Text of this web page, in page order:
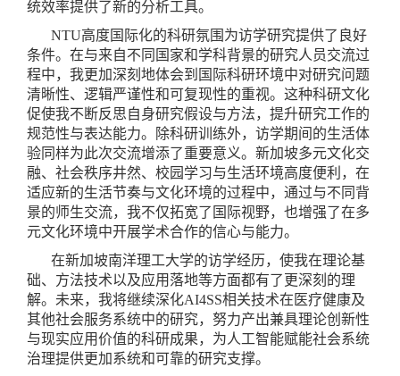
统效率提供了新的分析工具。
NTU高度国际化的科研氛围为访学研究提供了良好
条件。在与来自不同国家和学科背景的研究人员交流过
程中，我更加深刻地体会到国际科研环境中对研究问题
清晰性、逻辑严谨性和可复现性的重视。这种科研文化
促使我不断反思自身研究假设与方法，提升研究工作的
规范性与表达能力。除科研训练外，访学期间的生活体
验同样为此次交流增添了重要意义。新加坡多元文化交
融、社会秩序井然、校园学习与生活环境高度便利，在
适应新的生活节奏与文化环境的过程中，通过与不同背
景的师生交流，我不仅拓宽了国际视野，也增强了在多
元文化环境中开展学术合作的信心与能力。
在新加坡南洋理工大学的访学经历，使我在理论基
础、方法技术以及应用落地等方面都有了更深刻的理
解。未来，我将继续深化AI4SS相关技术在医疗健康及
其他社会服务系统中的研究，努力产出兼具理论创新性
与现实应用价值的科研成果，为人工智能赋能社会系统
治理提供更加系统和可靠的研究支撑。